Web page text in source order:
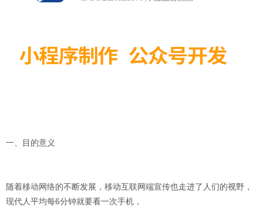
一、目的意义
随着移动网络的不断发展，移动互联网端宣传也走进了人们的视野，
现代人平均每6分钟就要看一次手机，